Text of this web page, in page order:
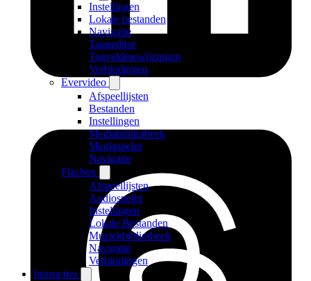
Instellingen
Lokale bestanden
Navigatie
Taggeditor
Tagveldtoewijzingen
Verbindingen
Evervideo
Afspeellijsten
Bestanden
Instellingen
Mediabibliotheek
Mediaspeler
Navigatie
Flacbox
Afspeellijsten
Audiospeler
Instellingen
Lokale Bestanden
Muziekbibliotheek
Navigatie
Verbindingen
Instructies